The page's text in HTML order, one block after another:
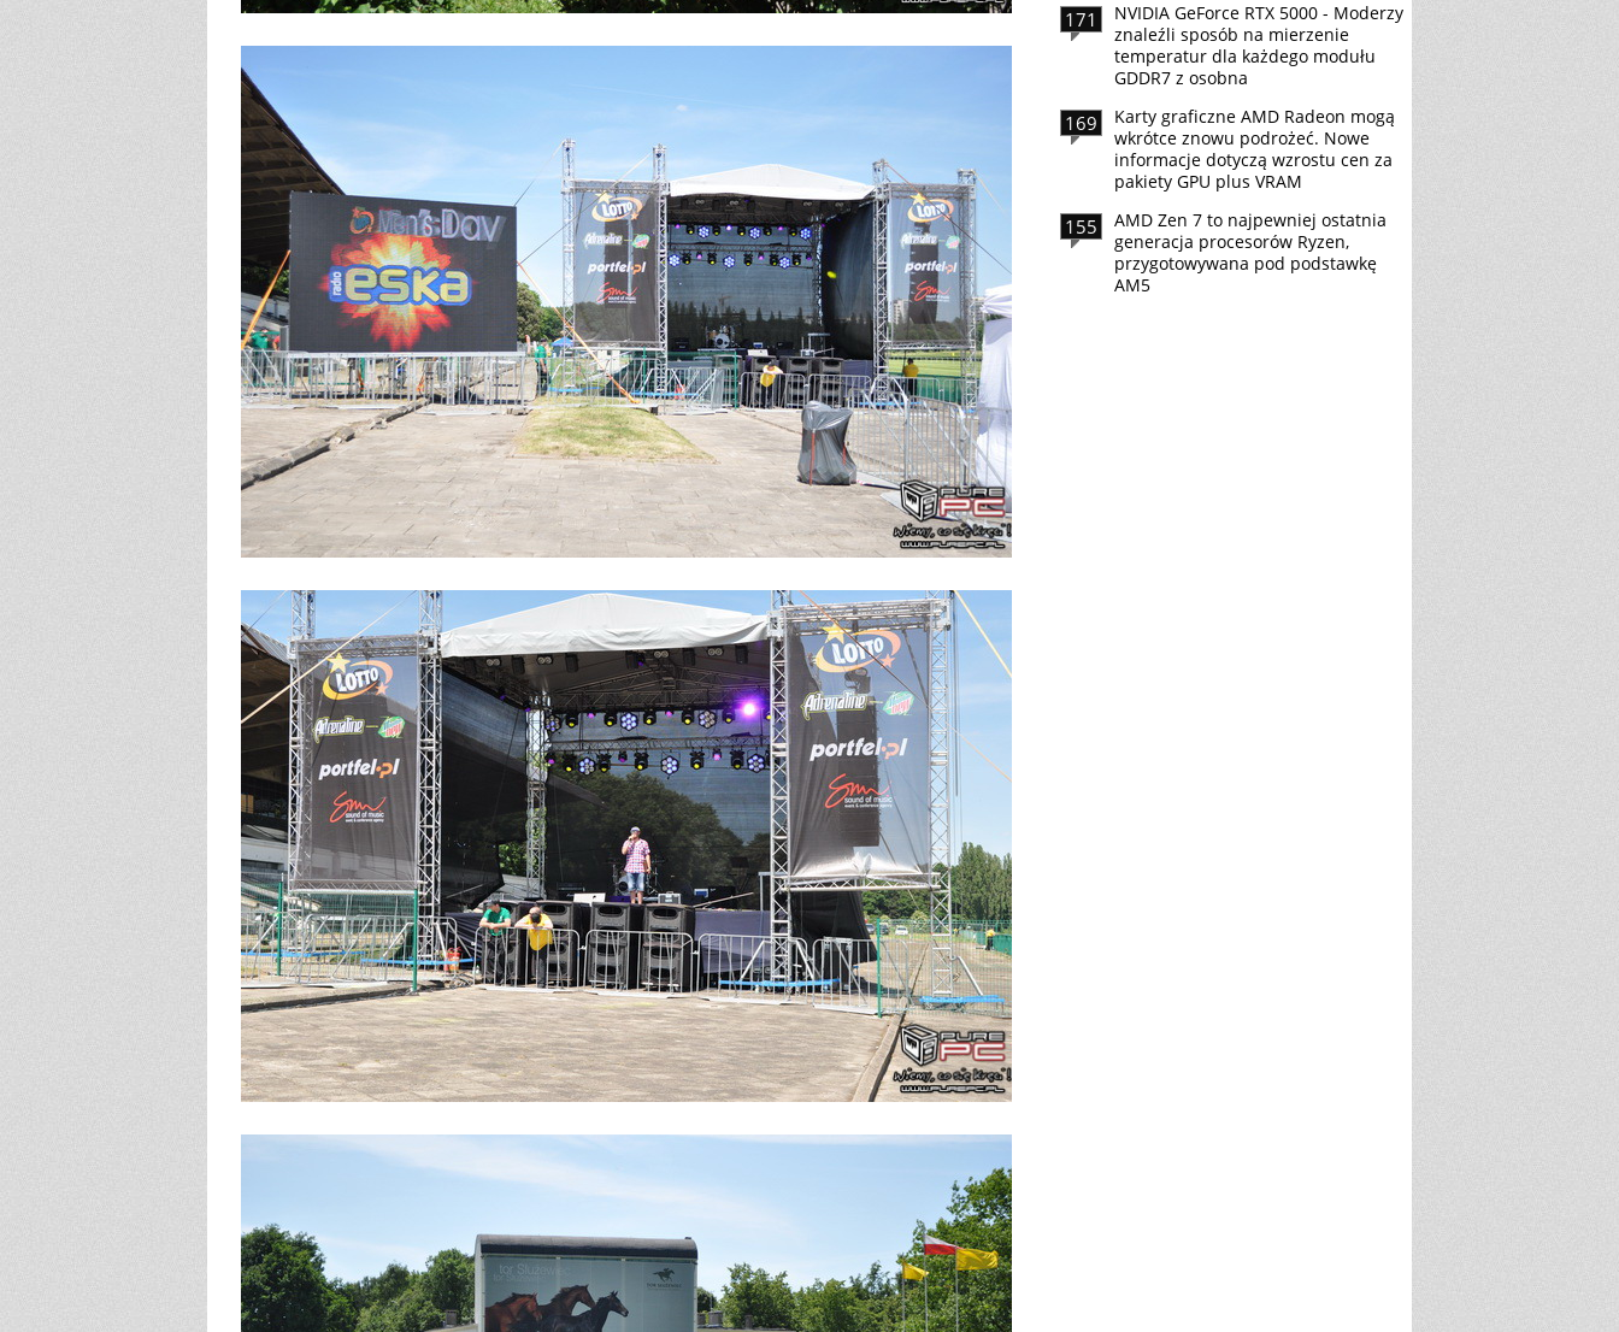
171
NVIDIA GeForce RTX 5000 - Moderzy
znaleźli sposób na mierzenie
temperatur dla każdego modułu
GDDR7 z osobna
169
Karty graficzne AMD Radeon mogą
wkrótce znowu podrożeć. Nowe
informacje dotyczą wzrostu cen za
pakiety GPU plus VRAM
155
AMD Zen 7 to najpewniej ostatnia
generacja procesorów Ryzen,
przygotowywana pod podstawkę
AM5